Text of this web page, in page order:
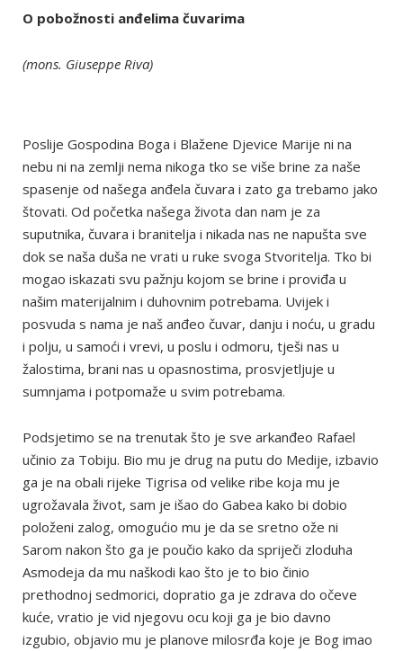
O pobožnosti anđelima čuvarima
(mons. Giuseppe Riva)
Poslije Gospodina Boga i Blažene Djevice Marije ni na
nebu ni na zemlji nema nikoga tko se više brine za naše
spasenje od našega anđela čuvara i zato ga trebamo jako
štovati. Od početka našega života dan nam je za
suputnika, čuvara i branitelja i nikada nas ne napušta sve
dok se naša duša ne vrati u ruke svoga Stvoritelja. Tko bi
mogao iskazati svu pažnju kojom se brine i proviđa u
našim materijalnim i duhovnim potrebama. Uvijek i
posvuda s nama je naš anđeo čuvar, danju i noću, u gradu
i polju, u samoći i vrevi, u poslu i odmoru, tješi nas u
žalostima, brani nas u opasnostima, prosvjetljuje u
sumnjama i potpomaže u svim potrebama.
Podsjetimo se na trenutak što je sve arkanđeo Rafael
učinio za Tobiju. Bio mu je drug na putu do Medije, izbavio
ga je na obali rijeke Tigrisa od velike ribe koja mu je
ugrožavala život, sam je išao do Gabea kako bi dobio
položeni zalog, omogućio mu je da se sretno ože ni
Sarom nakon što ga je poučio kako da spriječi zloduha
Asmodeja da mu naškodi kao što je to bio činio
prethodnoj sedmorici, dopratio ga je zdrava do očeve
kuće, vratio je vid njegovu ocu koji ga je bio davno
izgubio, objavio mu je planove milosrđa koje je Bog imao